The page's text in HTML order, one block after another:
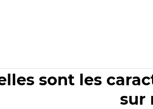
sont les
sur